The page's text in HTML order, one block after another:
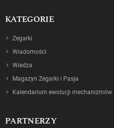
KATEGORIE
Zegarki
Wiadomości
Wiedza
Magazyn Zegarki i Pasja
Kalendarium ewolucji mechanizmów
PARTNERZY